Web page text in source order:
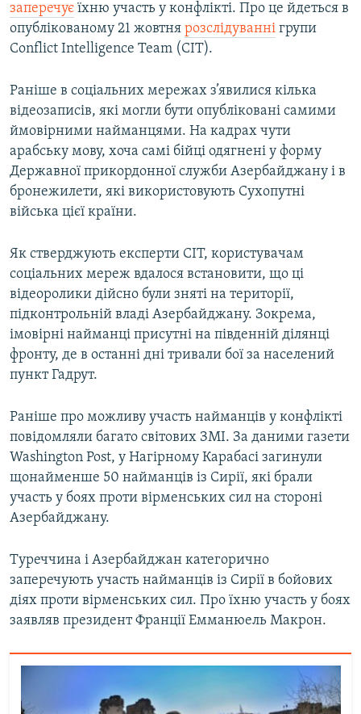
ДОЛУЧАЙСЯ!
Усі сайти RFE/RL
заперечує їхню участь у конфлікті. Про це йдеться в
опублікованому 21 жовтня розслідуванні групи
Conflict Intelligence Team (CIT).
Раніше в соціальних мережах з’явилися кілька
відеозаписів, які могли бути опубліковані самими
ймовірними найманцями. На кадрах чути
арабську мову, хоча самі бійці одягнені у форму
Державної прикордонної служби Азербайджану і в
бронежилети, які використовують Сухопутні
війська цієї країни.
Як стверджують експерти CIT, користувачам
соціальних мереж вдалося встановити, що ці
відеоролики дійсно були зняті на території,
підконтрольній владі Азербайджану. Зокрема,
імовірні найманці присутні на південній ділянці
фронту, де в останні дні тривали бої за населений
пункт Гадрут.
Раніше про можливу участь найманців у конфлікті
повідомляли багато світових ЗМІ. За даними газети
Washington Post, у Нагірному Карабасі загинули
щонайменше 50 найманців із Сирії, які брали
участь у боях проти вірменських сил на стороні
Азербайджану.
Туреччина і Азербайджан категорично
заперечують участь найманців із Сирії в бойових
діях проти вірменських сил. Про їхню участь у боях
заявляв президент Франції Емманюель Макрон.